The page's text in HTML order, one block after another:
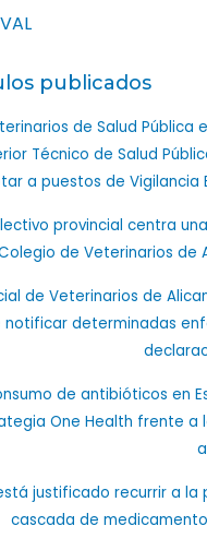
publicados
de Salud Pública
Técnico de Salud
a puestos de Vigilancia
provincial centra
de Veterinarios de
de Veterinarios de
notificar determinadas
de antibióticos en
One Health frente a
justificado recurrir a la
cascada de